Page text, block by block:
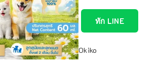
ทัก LINE
Okiko